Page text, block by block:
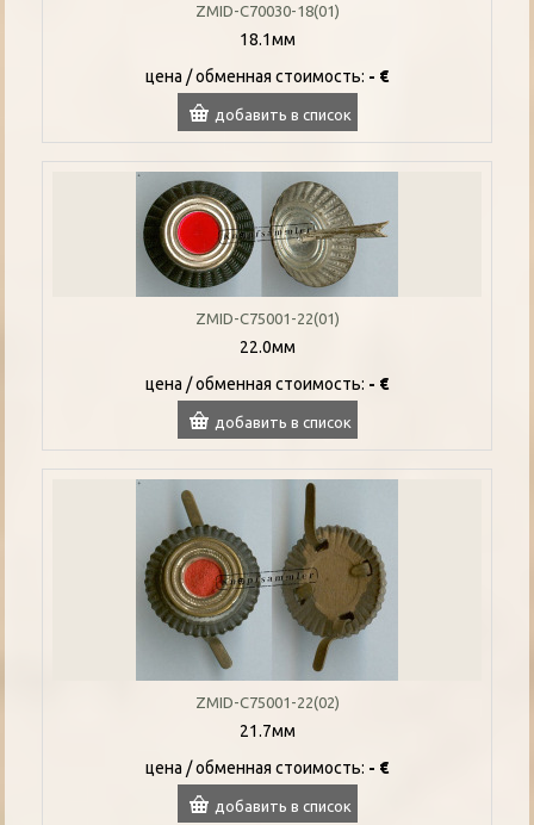
ZMID-C70030-18(01)
18.1мм
цена / oбменная стоимость: - €
добавить в список
ZMID-C75001-22(01)
22.0мм
цена / oбменная стоимость: - €
добавить в список
ZMID-C75001-22(02)
21.7мм
цена / oбменная стоимость: - €
добавить в список